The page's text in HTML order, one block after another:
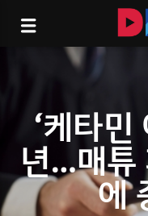
‘케타
년…매튜
에